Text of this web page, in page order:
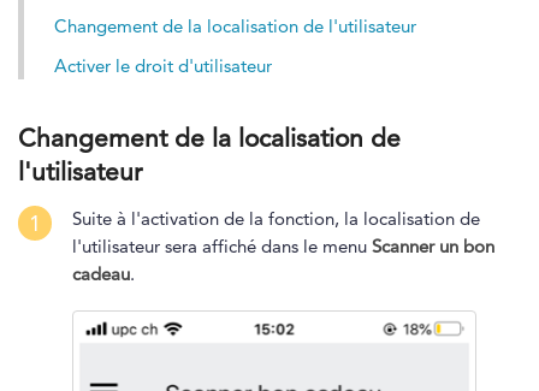
Changement de la localisation de l'utilisateur
Activer le droit d'utilisateur
Changement de la localisation de
l'utilisateur
1
Suite à l'activation de la fonction, la localisation de
l'utilisateur sera affiché dans le menu Scanner un bon
cadeau.